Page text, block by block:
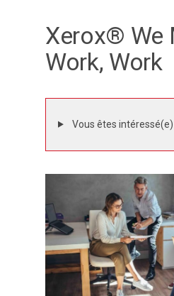
Xerox® We
Work, Work
Vous êtes